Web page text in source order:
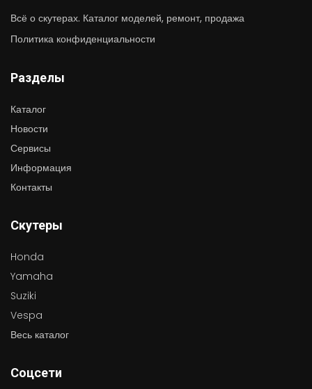
Всё о скутерах. Каталог моделей, ремонт, продажа
Политика конфиденциальности
Разделы
Каталог
Новости
Сервисы
Информация
Контакты
Скутеры
Honda
Yamaha
Suziki
Vespa
Весь каталог
Соцсети